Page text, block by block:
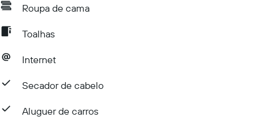
Roupa de cama
Toalhas
Internet
Secador de cabelo
Aluguer de carros